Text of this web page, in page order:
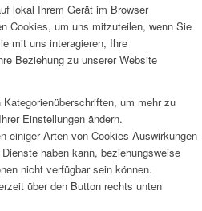
lokal Ihrem Gerät im Browser
Cookies, um uns mitzuteilen, wenn Sie
mit uns interagieren, Ihre
Beziehung zu unserer Website
um mehr zu
Einstellungen ändern.
einiger Arten von Cookies Auswirkungen
haben kann, beziehungsweise
nicht verfügbar sein können.
über den Button rechts unten